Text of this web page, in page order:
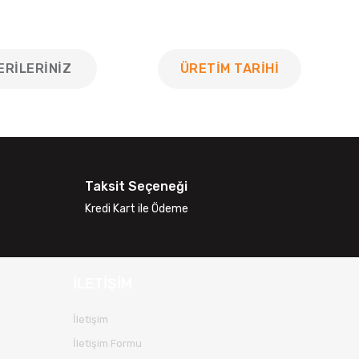
ÜRETİM TARİHİ
Taksit Seçeneği
Kredi Kart ile Ödeme
İletişim
İletişim Formu